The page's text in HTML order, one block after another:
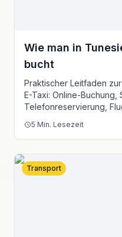
Wie man in
bucht
Praktischer Leitfaden
E-Taxi: Online-Buchung,
Telefonreservierung,
5 Min. Lesezeit
Transport